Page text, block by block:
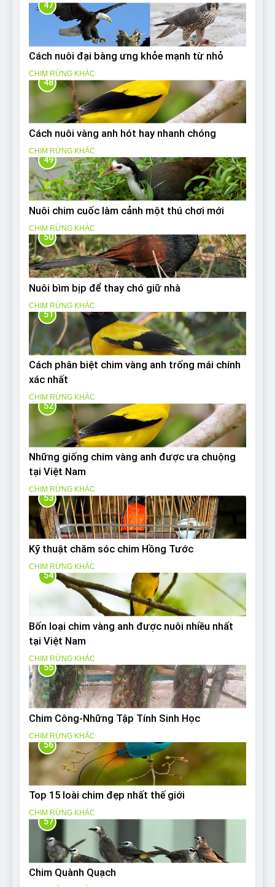
47
Cách nuôi đại bàng ưng khỏe mạnh từ nhỏ
CHIM RỪNG KHÁC
48
Cách nuôi vàng anh hót hay nhanh chóng
CHIM RỪNG KHÁC
49
Nuôi chim cuốc làm cảnh một thú chơi mới
CHIM RỪNG KHÁC
50
Nuôi bìm bịp để thay chó giữ nhà
CHIM RỪNG KHÁC
51
Cách phân biệt chim vàng anh trống mái chính
xác nhất
CHIM RỪNG KHÁC
52
Những giống chim vàng anh được ưa chuộng
tại Việt Nam
CHIM RỪNG KHÁC
53
Kỹ thuật chăm sóc chim Hồng Tước
CHIM RỪNG KHÁC
54
Bốn loại chim vàng anh được nuôi nhiều nhất
tại Việt Nam
CHIM RỪNG KHÁC
55
Chim Công-Những Tập Tính Sinh Học
CHIM RỪNG KHÁC
56
Top 15 loài chim đẹp nhất thế giới
CHIM RỪNG KHÁC
57
Chim Quành Quạch